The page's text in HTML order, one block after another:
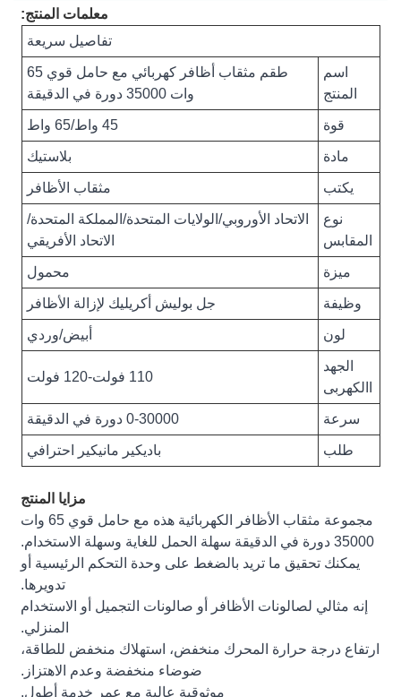
معلمات المنتج:
تفاصيل سريعة
اسم
المنتج
طقم مثقاب أظافر كهربائي مع حامل قوي 65
وات 35000 دورة في الدقيقة
قوة 45 واط/65 واط
مادة بلاستيك
يكتب مثقاب الأظافر
نوع
المقابس
الاتحاد الأوروبي/الولايات المتحدة/المملكة المتحدة/
الاتحاد الأفريقي
ميزة محمول
وظيفة جل بوليش أكريليك لإزالة الأظافر
لون أبيض/وردي
الجهد
االكهربى
110 فولت-120 فولت
سرعة 0-30000 دورة في الدقيقة
طلب باديكير مانيكير احترافي
مزايا المنتج
مجموعة مثقاب الأظافر الكهربائية هذه مع حامل قوي 65 وات
35000 دورة في الدقيقة سهلة الحمل للغاية وسهلة الاستخدام.
يمكنك تحقيق ما تريد بالضغط على وحدة التحكم الرئيسية أو
تدويرها.
إنه مثالي لصالونات الأظافر أو صالونات التجميل أو الاستخدام
المنزلي.
ارتفاع درجة حرارة المحرك منخفض، استهلاك منخفض للطاقة،
ضوضاء منخفضة وعدم الاهتزاز.
موثوقية عالية مع عمر خدمة أطول.